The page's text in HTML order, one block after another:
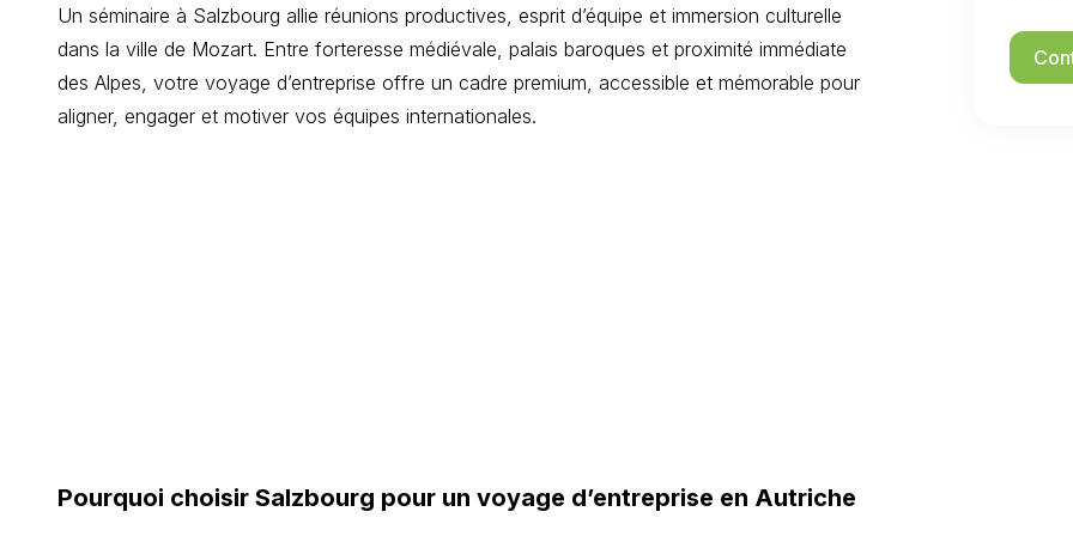
Un séminaire à Salzbourg allie réunions productives, esprit d’équipe et immersion culturelle
dans la ville de Mozart. Entre forteresse médiévale, palais baroques et proximité immédiate
des Alpes, votre voyage d’entreprise offre un cadre premium, accessible et mémorable pour
aligner, engager et motiver vos équipes internationales.
Pourquoi choisir Salzbourg pour un voyage d’entreprise en Autriche